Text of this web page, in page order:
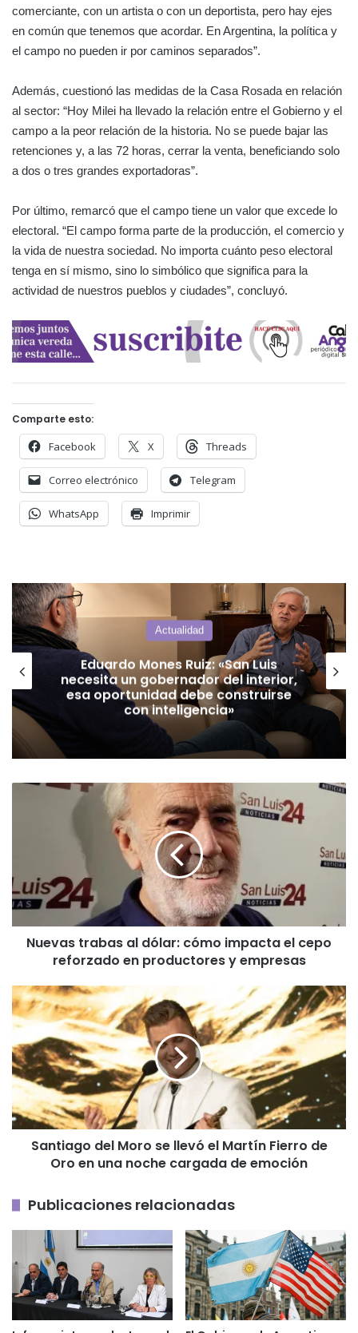
comerciante, con un artista o con un deportista, pero hay ejes
en común que tenemos que acordar. En Argentina, la política y
el campo no pueden ir por caminos separados”.
Además, cuestionó las medidas de la Casa Rosada en relación
al sector: “Hoy Milei ha llevado la relación entre el Gobierno y el
campo a la peor relación de la historia. No se puede bajar las
retenciones y, a las 72 horas, cerrar la venta, beneficiando solo
a dos o tres grandes exportadoras”.
Por último, remarcó que el campo tiene un valor que excede lo
electoral. “El campo forma parte de la producción, el comercio y
la vida de nuestra sociedad. No importa cuánto peso electoral
tenga en sí mismo, sino lo simbólico que significa para la
actividad de nuestros pueblos y ciudades”, concluyó.
Comparte esto:
Facebook X Threads
Correo electrónico Telegram
WhatsApp Imprimir
Actualidad
Jubilados Autoconvocados solicitan
audiencia con Poggi para abordar el
boleto gratuito interurbano
Nuevas
el
cepo
reforzado
productores
empresas
Nuevas trabas al dólar: cómo impacta el cepo
reforzado en productores y empresas
Santiago
del
Moro
se
llevó
el
Martín
Fierro
de
cargada
de
emoción
Santiago del Moro se llevó el Martín Fierro de
Oro en una noche cargada de emoción
Publicaciones relacionadas